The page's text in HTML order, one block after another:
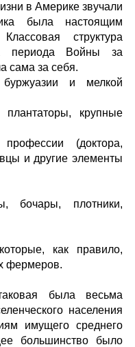
в Америке звучали
была настоящим
структура
периода Войны за
сама за себя.
и мелкой
крупные
(доктора,
и другие элементы
бочары, плотники,
как правило,
фермеров.
была весьма
населения
имущего среднего
большинство было